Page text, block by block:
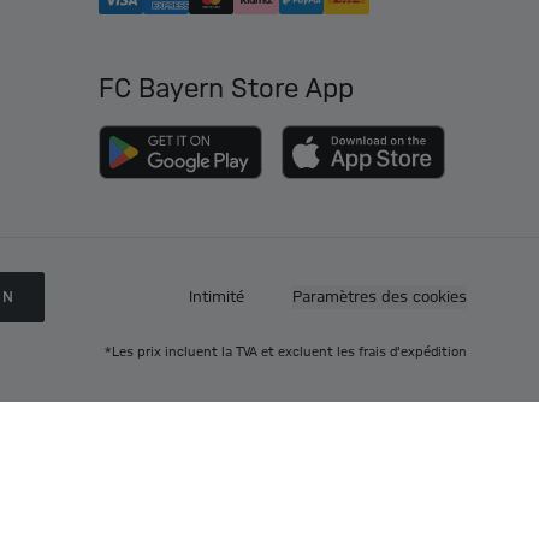
FC Bayern Store App
Intimité Paramètres des cookies
*Les prix incluent la TVA et excluent les frais d'expédition